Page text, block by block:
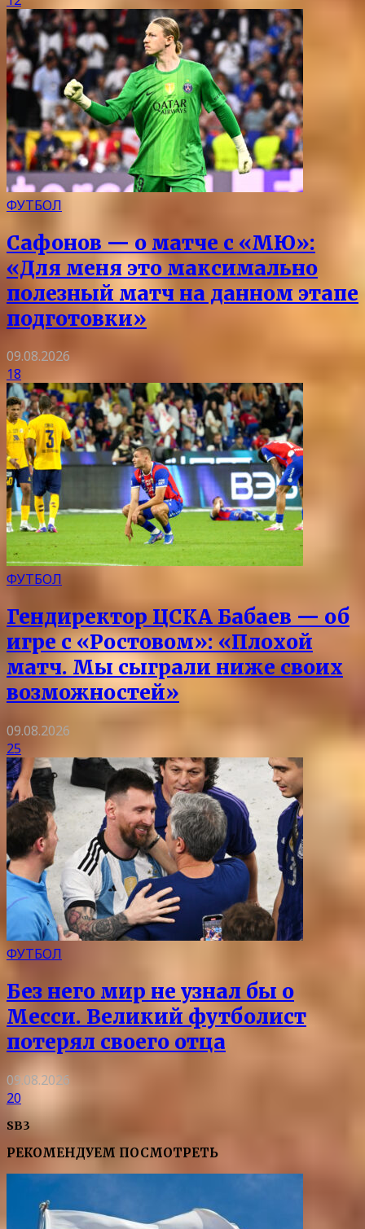
ФУТБОЛ
Сафонов — о матче с «МЮ»:
«Для меня это максимально
полезный матч на данном этапе
подготовки»
09.08.2026
18
ФУТБОЛ
Гендиректор ЦСКА Бабаев — об
игре с «Ростовом»: «Плохой
матч. Мы сыграли ниже своих
возможностей»
09.08.2026
25
ФУТБОЛ
Без него мир не узнал бы о
Месси. Великий футболист
потерял своего отца
09.08.2026
20
SB3
РЕКОМЕНДУЕМ ПОСМОТРЕТЬ